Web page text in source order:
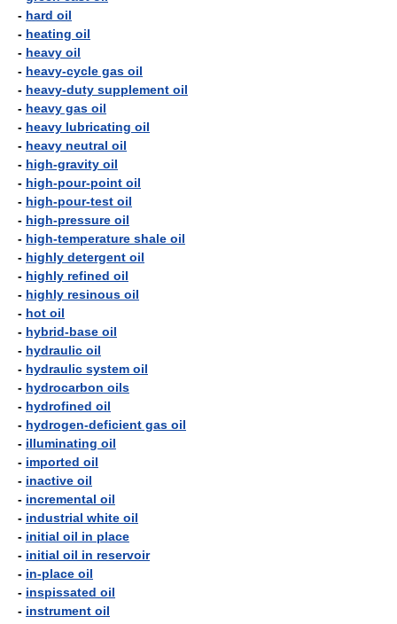
- hard oil
- heating oil
- heavy oil
- heavy-cycle gas oil
- heavy-duty supplement oil
- heavy gas oil
- heavy lubricating oil
- heavy neutral oil
- high-gravity oil
- high-pour-point oil
- high-pour-test oil
- high-pressure oil
- high-temperature shale oil
- highly detergent oil
- highly refined oil
- highly resinous oil
- hot oil
- hybrid-base oil
- hydraulic oil
- hydraulic system oil
- hydrocarbon oils
- hydrofined oil
- hydrogen-deficient gas oil
- illuminating oil
- imported oil
- inactive oil
- incremental oil
- industrial white oil
- initial oil in place
- initial oil in reservoir
- in-place oil
- inspissated oil
- instrument oil